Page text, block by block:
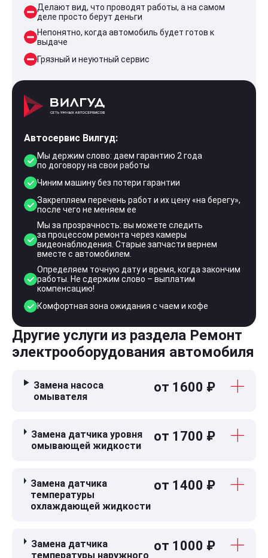
Делают вид, что проводят работы, а на самом
деле просто берут деньги
Непонятно, когда автомобиль будет готов к
выдаче
Грязный и неуютный сервис
Автосервис Вилгуд:
Мы держим слово: даем гарантию 2 года
по договору на свои работы
Чиним машину без потери гарантии
Закрепляем перечень работ и их цену «на берегу»,
после чего не меняем ее
Мы за прозрачность: вы можете следить
за процессом ремонта через камеры
видеонаблюдения. Старые запчасти вернем
вместе с автомобилем.
Определяем точную дату и время, когда закончим
работы. Не сдержим слово – выплатим
компенсацию!
Комфортная зона ожидания с чаем и кофе
Другие услуги из раздела Ремонт
электрооборудования автомобиля
Замена насоса
омывателя
от 1600 ₽
Замена датчика уровня
омывающей жидкости
от 1700 ₽
Замена датчика
температуры
охлаждающей жидкости
от 1400 ₽
Замена датчика
температуры наружного
от 1000 ₽